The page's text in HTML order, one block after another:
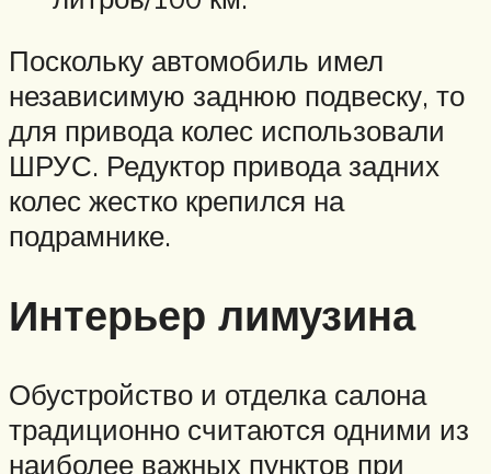
Поскольку автомобиль имел
независимую заднюю подвеску, то
для привода колес использовали
ШРУС. Редуктор привода задних
колес жестко крепился на
подрамнике.
Интерьер лимузина
Обустройство и отделка салона
традиционно считаются одними из
наиболее важных пунктов при